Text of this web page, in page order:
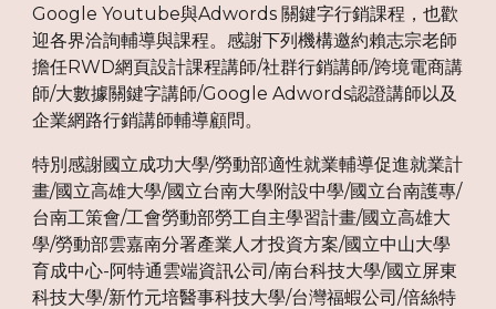
Google Youtube與Adwords 關鍵字行銷課程，也歡
迎各界洽詢輔導與課程。感謝下列機構邀約賴志宗老師
擔任RWD網頁設計課程講師/社群行銷講師/跨境電商講
師/大數據關鍵字講師/Google Adwords認證講師以及
企業網路行銷講師輔導顧問。
特別感謝國立成功大學/勞動部適性就業輔導促進就業計
畫/國立高雄大學/國立台南大學附設中學/國立台南護專/
台南工策會/工會勞動部勞工自主學習計畫/國立高雄大
學/勞動部雲嘉南分署產業人才投資方案/國立中山大學
育成中心-阿特通雲端資訊公司/南台科技大學/國立屏東
科技大學/新竹元培醫事科技大學/台灣福蝦公司/倍絲特